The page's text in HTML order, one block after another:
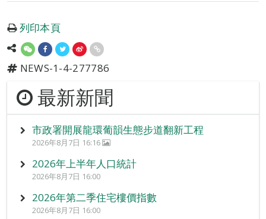
列印本頁
NEWS-1-4-277786
最新新聞
市政署開展龍環葡韻生態步道翻新工程
2026年8月7日 16:16
2026年上半年人口統計
2026年8月7日 16:00
2026年第二季住宅樓價指數
2026年8月7日 16:00